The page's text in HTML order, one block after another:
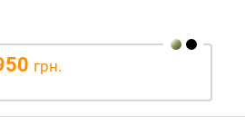
грн.